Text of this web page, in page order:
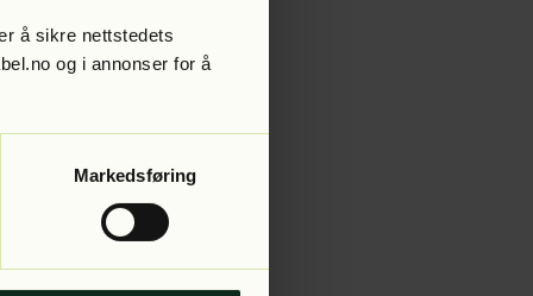
å sikre nettstedets
og i annonser for å
Markedsføring